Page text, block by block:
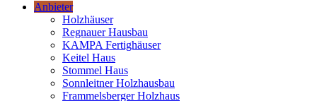
Anbieter
Holzhäuser
Regnauer Hausbau
KAMPA Fertighäuser
Keitel Haus
Stommel Haus
Sonnleitner Holzhausbau
Frammelsberger Holzhaus